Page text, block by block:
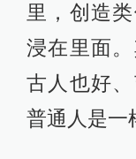
里，创造
浸在里面
古人也好
普通人是一